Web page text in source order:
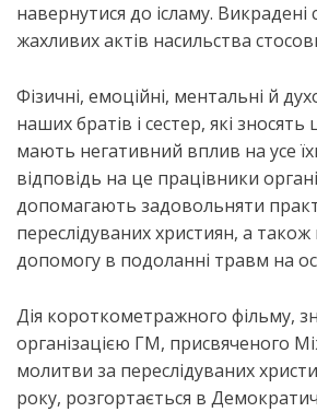
навернутися до ісламу. Викрадені
жахливих актів насильства
Фізичні, емоційні, ментальні й
наших братів і сестер, які зносять
мають негативний вплив на усе
відповідь на це працівники
допомагають задовольняти
переслідуваних християн, а
допомогу в подоланні травм на
Дія короткометражного фільму,
організацією ГМ, присвяченого
молитви за переслідуваних
року, розгортається в